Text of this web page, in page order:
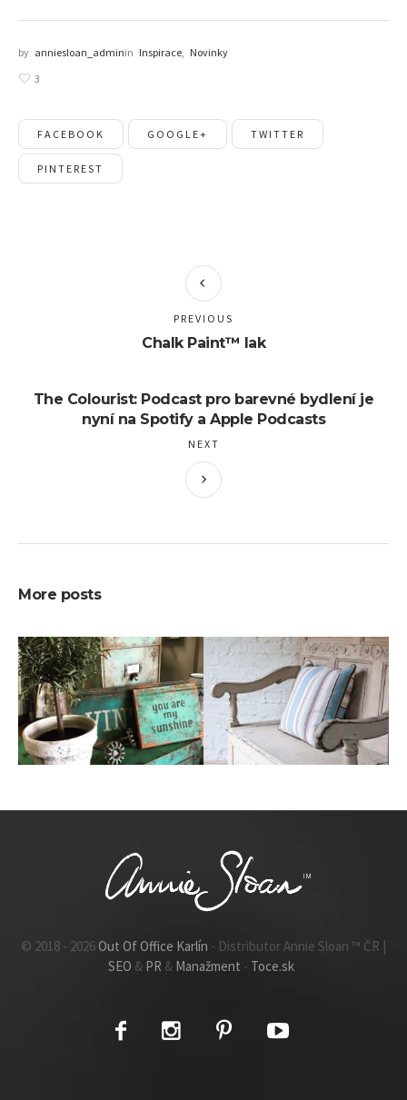
by anniesloan_adminin Inspirace
Novinky
3
FACEBOOK GOOGLE+ TWITTER
PINTEREST
Chalk Paint™ lak
PREVIOUS
The Colourist: Podcast pro barevné bydlení je
nyní na Spotify a Apple Podcasts
NEXT
More posts
3. 10. 2018
Industriální styl
INSPIRACE
28. 11. 2018
Shabby – Chic
styl
INSPIRACE
© 2018 - 2026 Out Of Office Karlín - Distributor Annie Sloan ™ ČR |
SEO & PR & Manažment - Toce.sk